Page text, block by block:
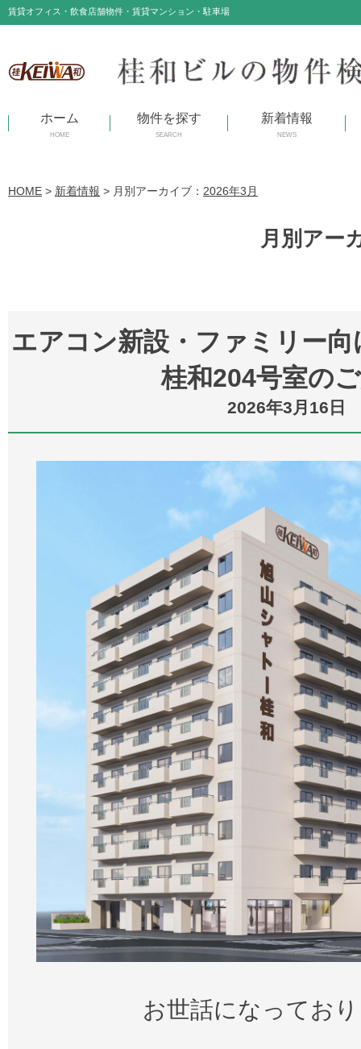
賃貸オフィス・飲食店舗物件・賃貸マンション・駐車場
ホーム
HOME
物件を探す
SEARCH
新着情報
NEWS
HOME > 新着情報 > 月別アーカイブ： 2026年3月
月別アー
エアコン新設・ファミリー
桂和204号室の
2026年3月16日
お世話になってお